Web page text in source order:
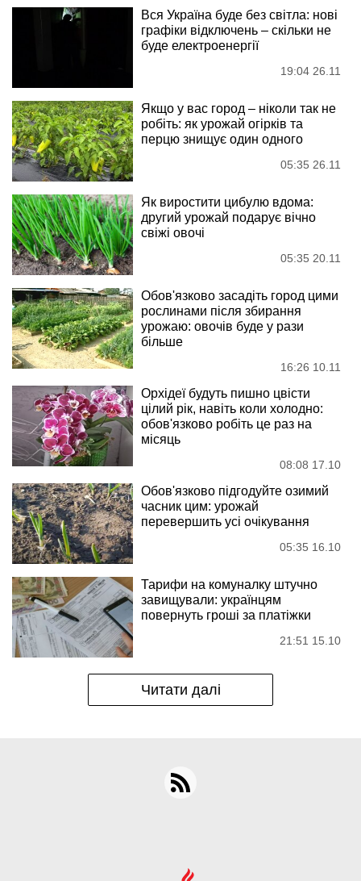
Вся Україна буде без світла: нові
графіки відключень – скільки не
буде електроенергії
19:04 26.11
Якщо у вас город – ніколи так не
робіть: як урожай огірків та
перцю знищує один одного
05:35 26.11
Як виростити цибулю вдома:
другий урожай подарує вічно
свіжі овочі
05:35 20.11
Обов'язково засадіть город цими
рослинами після збирання
урожаю: овочів буде у рази
більше
16:26 10.11
Орхідеї будуть пишно цвісти
цілий рік, навіть коли холодно:
обов'язково робіть це раз на
місяць
08:08 17.10
Обов'язково підгодуйте озимий
часник цим: урожай
перевершить усі очікування
05:35 16.10
Тарифи на комуналку штучно
завищували: українцям
повернуть гроші за платіжки
21:51 15.10
Читати далі